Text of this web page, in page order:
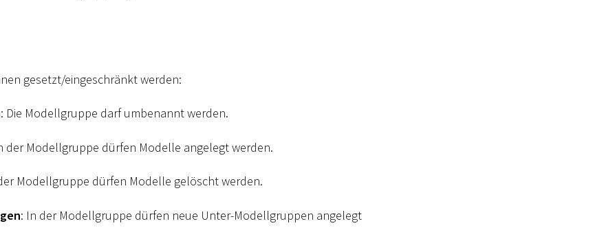
gesetzt/eingeschränkt werden:
: Die Modellgruppe darf umbenannt werden.
der Modellgruppe dürfen Modelle angelegt werden.
Modellgruppe dürfen Modelle gelöscht werden.
: In der Modellgruppe dürfen neue Unter-Modellgruppen angelegt